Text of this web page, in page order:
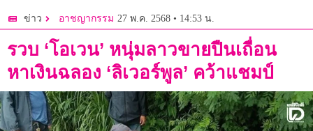
ข่าว อาชญากรรม 27 พ.ค. 2568 • 14:53 น.
รวบ ‘โอเวน’ หนุ่มลาวขายปืนเถื่อน
หาเงินฉลอง ‘ลิเวอร์พูล’ คว้าแชมป์